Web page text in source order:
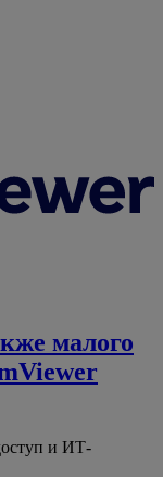
малого
и ИТ-